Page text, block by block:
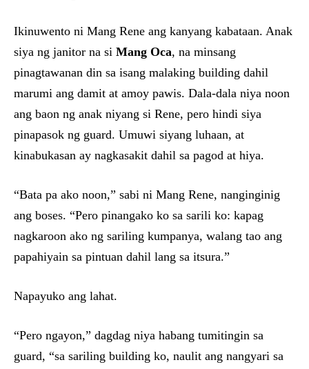
Ikinuwento ni Mang Rene ang kanyang kabataan. Anak
siya ng janitor na si Mang Oca, na minsang
pinagtawanan din sa isang malaking building dahil
marumi ang damit at amoy pawis. Dala-dala niya noon
ang baon ng anak niyang si Rene, pero hindi siya
pinapasok ng guard. Umuwi siyang luhaan, at
kinabukasan ay nagkasakit dahil sa pagod at hiya.
“Bata pa ako noon,” sabi ni Mang Rene, nanginginig
ang boses. “Pero pinangako ko sa sarili ko: kapag
nagkaroon ako ng sariling kumpanya, walang tao ang
papahiyain sa pintuan dahil lang sa itsura.”
Napayuko ang lahat.
“Pero ngayon,” dagdag niya habang tumitingin sa
guard, “sa sariling building ko, naulit ang nangyari sa